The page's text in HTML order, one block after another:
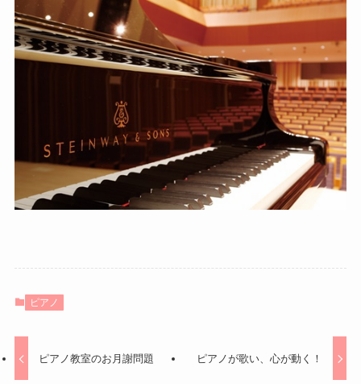
ピアノ
ピアノ教室のお月謝問題 ピアノが歌い、心が動く！